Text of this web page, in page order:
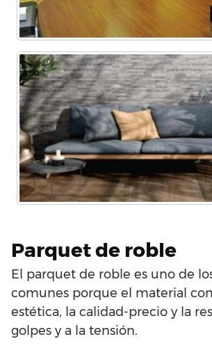
Parquet de roble
El parquet de roble es uno de
comunes porque el material
estética, la calidad-precio y la
golpes y a la tensión.